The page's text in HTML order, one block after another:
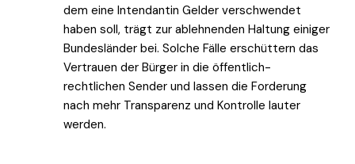
dem eine Intendantin Gelder verschwendet
haben soll, trägt zur ablehnenden Haltung einiger
Bundesländer bei. Solche Fälle erschüttern das
Vertrauen der Bürger in die öffentlich-
rechtlichen Sender und lassen die Forderung
nach mehr Transparenz und Kontrolle lauter
werden.